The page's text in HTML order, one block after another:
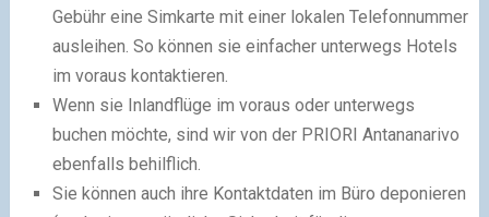
Gebühr eine Simkarte mit einer lokalen Telefonnummer
ausleihen. So können sie einfacher unterwegs Hotels
im voraus kontaktieren.
Wenn sie Inlandflüge im voraus oder unterwegs
buchen möchte, sind wir von der PRIORI Antananarivo
ebenfalls behilflich.
Sie können auch ihre Kontaktdaten im Büro deponieren